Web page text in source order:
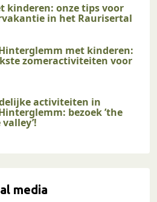
kinderen: onze tips voor
in het Raurisertal
met kinderen:
zomeractiviteiten voor
activiteiten in
bezoek ’the
media